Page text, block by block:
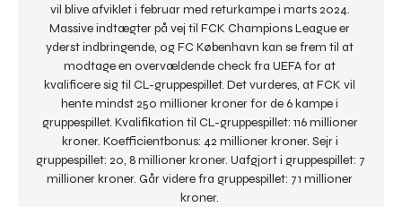
vil blive afviklet i februar med returkampe i marts 2024.
Massive indtægter på vej til FCK Champions League er
yderst indbringende, og FC København kan se frem til at
modtage en overvældende check fra UEFA for at
kvalificere sig til CL-gruppespillet. Det vurderes, at FCK vil
hente mindst 250 millioner kroner for de 6 kampe i
gruppespillet. Kvalifikation til CL-gruppespillet: 116 millioner
kroner. Koefficientbonus: 42 millioner kroner. Sejr i
gruppespillet: 20, 8 millioner kroner. Uafgjort i gruppespillet: 7
millioner kroner. Går videre fra gruppespillet: 71 millioner
kroner.